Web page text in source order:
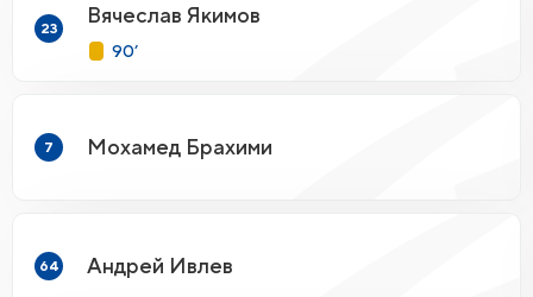
23
Вячеслав Якимов
90’
7 Мохамед Брахими
64 Андрей Ивлев